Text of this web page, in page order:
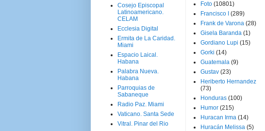
Cosejo Episcopal
Latinoamericano.
CELAM
Ecclesia Digital
Ermita de La Caridad.
Miami
Espacio Laical.
Habana
Palabra Nueva.
Habana
Parroquias de
Sabaneque
Radio Paz. Miami
Vaticano. Santa Sede
Vitral. Pinar del Rio
Foto (10801)
Francisco I
(289)
Frank de Varona (28)
Gisela Baranda (1)
Gordiano Lupi (15)
Gorki (14)
Guatemala (9)
Gustav (23)
Heriberto Hernandez
(73)
Honduras (100)
Humor (215)
Huracan Irma (14)
Huracán Melissa (5)